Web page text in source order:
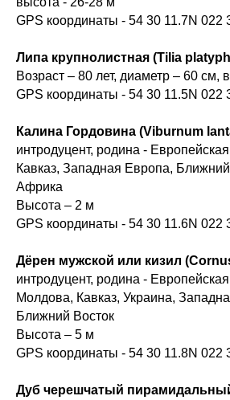
GPS координаты - 54 30 11.7N 022
Липа крупнолистная (Tilia
Возраст – 80 лет, диаметр – 60 см,
GPS координаты - 54 30 11.5N 022
Калина Гордовина (Viburnum
интродуцент, родина -
Кавказ, Западная Европа,
Африка
Высота – 2 м
GPS координаты - 54 30 11.6N 022
Дёрен мужской или кизил
интродуцент, родина -
Молдова, Кавказ, Украина,
Ближний Восток
Высота – 5 м
GPS координаты - 54 30 11.8N 022
Дуб черешчатый